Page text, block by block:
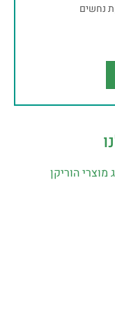
נחשים